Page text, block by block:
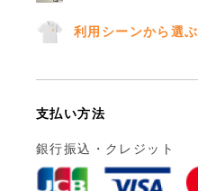
利用シーンから選ぶ
支払い方法
銀行振込・クレジット